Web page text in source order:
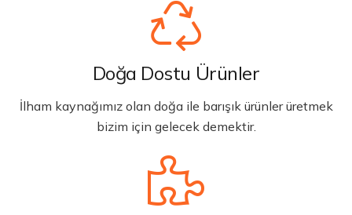
Doğa Dostu Ürünler
İlham kaynağımız olan doğa ile barışık ürünler üretmek
bizim için gelecek demektir.